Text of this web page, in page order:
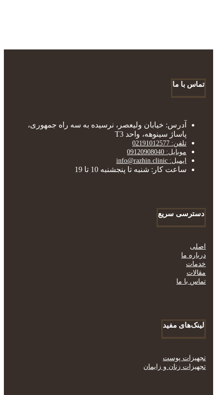
تماس با ما
آدرس: خیابان ولیعصر، نرسیده به سه راه جمهوری،
پاساژ سینوهه، واحد T3
تلفن: 02191012577
موبایل: 09120908040
ایمیل: info@razhin.clinic
ساعت کار: شنبه تا پنجشنبه 10 تا 19
دسترسی سریع
اصلی
درباره ما
خدمات
مقالات
تماس با ما
لینک‌های مفید
تجهیزات پوست
تجهیزات زنان و زایمان